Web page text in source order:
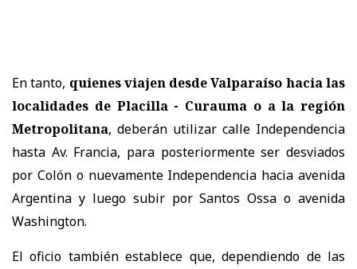
En tanto, quienes viajen desde Valparaíso hacia las
localidades de Placilla - Curauma o a la región
Metropolitana, deberán utilizar calle Independencia
hasta Av. Francia, para posteriormente ser desviados
por Colón o nuevamente Independencia hacia avenida
Argentina y luego subir por Santos Ossa o avenida
Washington.
El oficio también establece que, dependiendo de las